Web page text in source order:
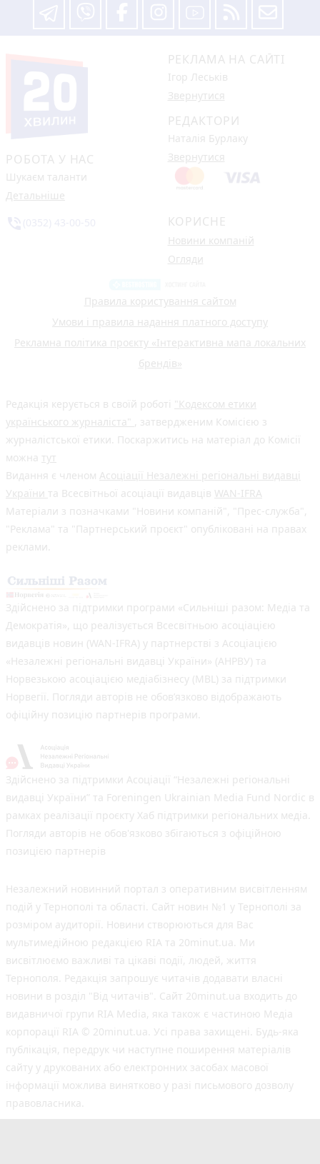
РОБОТА У НАС
Шукаєм таланти
Детальніше
РЕКЛАМА НА САЙТІ
Ігор Леськів
Звернутися
РЕДАКТОРИ
Наталія Бурлаку
Звернутися
КОРИСНЕ
Новини компаній
Огляди
Правила користування сайтом
Умови і правила надання платного доступу
Рекламна політика проєкту «Інтерактивна мапа локальних
брендів»
Редакція керується в своїй роботі "Кодексом етики
українського журналіста"
, затвердженим Комісією з
журналістської етики. Поскаржитись на матеріал до Комісії
можна тут
Видання є членом Асоціації Незалежні регіональні видавці
України та Всесвітньої асоціації видавців WAN-IFRA
Матеріали з позначками "Новини компаній", "Прес-служба",
"Реклама" та "Партнерський проєкт" опубліковані на правах
реклами.
Здійснено за підтримки програми «Сильніші разом: Медіа та
Демократія», що реалізується Всесвітньою асоціацією
видавців новин (WAN-IFRA) у партнерстві з Асоціацією
«Незалежні регіональні видавці України» (АНРВУ) та
Норвезькою асоціацією медіабізнесу (MBL) за підтримки
Норвегії. Погляди авторів не обов’язково відображають
офіційну позицію партнерів програми.
Здійснено за підтримки Асоціації “Незалежні регіональні
видавці України” та Foreningen Ukrainian Media Fund Nordic в
рамках реалізації проєкту Хаб підтримки регіональних медіа.
Погляди авторів не обов'язково збігаються з офіційною
позицією партнерів
Незалежний новинний портал з оперативним висвітленням
подій у Тернополі та області. Сайт новин №1 у Тернополі за
розміром аудиторії. Новини створюються для Вас
мультимедійною редакцією RIA та 20minut.ua. Ми
висвітлюємо важливі та цікаві події, людей, життя
Тернополя. Редакція запрошує читачів додавати власні
новини в розділ "Від читачів". Сайт 20minut.ua входить до
видавничої групи RIA Media, яка також є частиною Медіа
корпорації RIA © 20minut.ua. Усі права захищені. Будь-яка
публiкацiя, передрук чи наступне поширення матеріалів
сайту у друкованих або електронних засобах масової
інформації можлива винятково у разі письмового дозволу
правовласника.